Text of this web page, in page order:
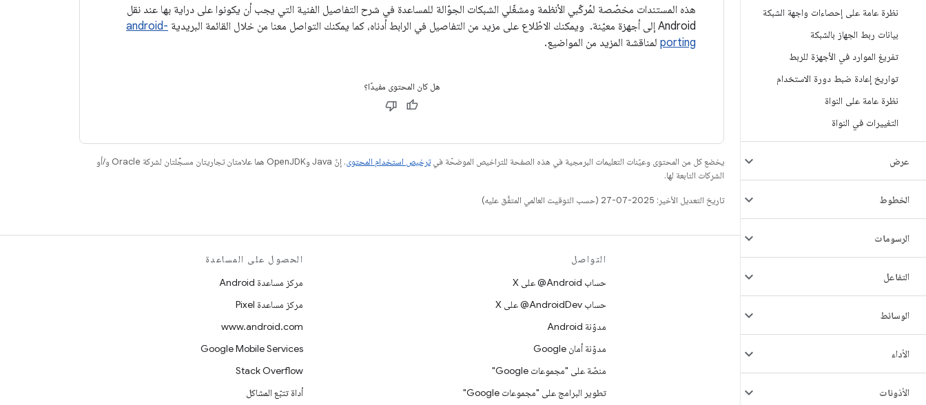
نظرة عامة على إحصاءات واجهة الشبكة
بيانات ربط الجهاز بالشبكة
تفريغ الموارد في الأجهزة للربط
تواريخ إعادة ضبط دورة الاستخدام
نظرة عامة على النواة
التغييرات في النواة
عرض
الخطوط
الرسومات
التفاعل
الوسائط
الأداء
الأذونات
هذه المستندات مخصّصة لمُركّبي الأنظمة ومشغّلي الشبكات الجوّالة للمساعدة في شرح التفاصيل الفنية التي يجب أن يكونوا على دراية بها عند نقل
Android إلى أجهزة معيّنة. ويمكنك الاطّلاع على مزيد من التفاصيل في الرابط أدناه، كما يمكنك التواصل معنا من خلال القائمة البريدية
android-
porting لمناقشة المزيد من المواضيع.
هل كان المحتوى مفيدًا؟
يخضع كل من المحتوى وعيّنات التعليمات البرمجية في هذه الصفحة للتراخيص الموضحّة فيترخيص استخدام المحتوى
. إنّ Java وOpenJDK هما علامتان تجاريتان مسجَّلتان لشركة Oracle و/أو
الشركات التابعة لها.
تاريخ التعديل الأخير: 2025-07-27 (حسب التوقيت العالمي المتفَّق عليه)
الإصدار
مستودع Android
معاينة البرامج الثنائية
نسخة برامج الجهة المصنِّعة
البرامج الثنائية لبرنامج التشغيل
التواصل
حساب ‎@Android على X
حساب ‎@AndroidDev على X
مدوّنة Android
مدوّنة أمان Google
منصّة على "مجموعات Google"
تطوير البرامج على "مجموعات Google"
الحصول على المساعدة
مركز مساعدة Android
مركز مساعدة Pixel
www.android.com
Google Mobile Services
Stack Overflow
أداة تتبّع المشاكل